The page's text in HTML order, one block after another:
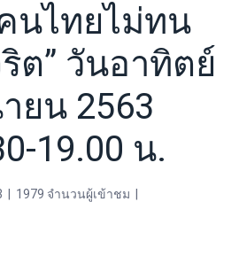
นไทยไม่ทน
ต” วันอาทิตย์
ยน 2563
19.00 น.
1979 จำนวนผู้เข้าชม